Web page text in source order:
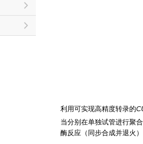
利用可实现高精度转录的
当分别在单独试管进行聚
酶反应（同步合成并退火